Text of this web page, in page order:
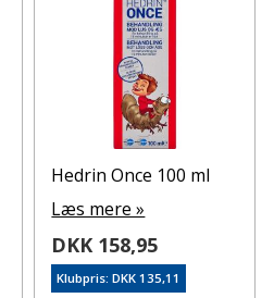
Hedrin Once 100 ml
Læs mere »
DKK 158,95
Klubpris: DKK 135,11